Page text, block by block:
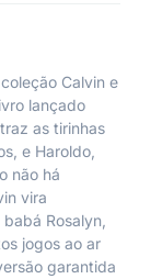
Calvin e
lançado
as tirinhas
e Haroldo,
não há
vira
Rosalyn,
jogos ao ar
garantida